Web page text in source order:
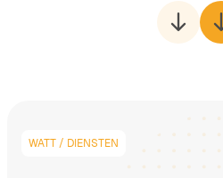
WATT / DIENSTEN